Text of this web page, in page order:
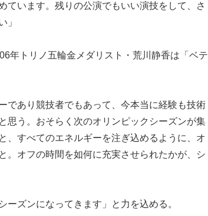
ています。残りの公演でもいい演技をして、さ
」
年トリノ五輪金メダリスト・荒川静香は「ベテ
であり競技者でもあって、今本当に経験も技術
思う。おそらく次のオリンピックシーズンが集
、すべてのエネルギーを注ぎ込めるように、オ
。オフの時間を如何に充実させられたかが、シ
ズンになってきます」と力を込める。